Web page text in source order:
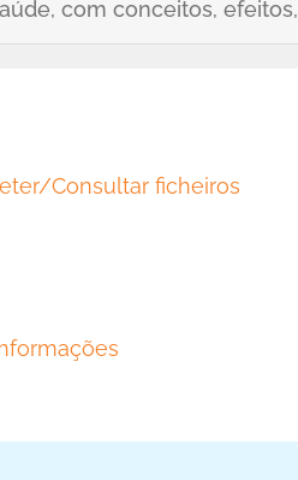
com conceitos,
Consultar ficheiros